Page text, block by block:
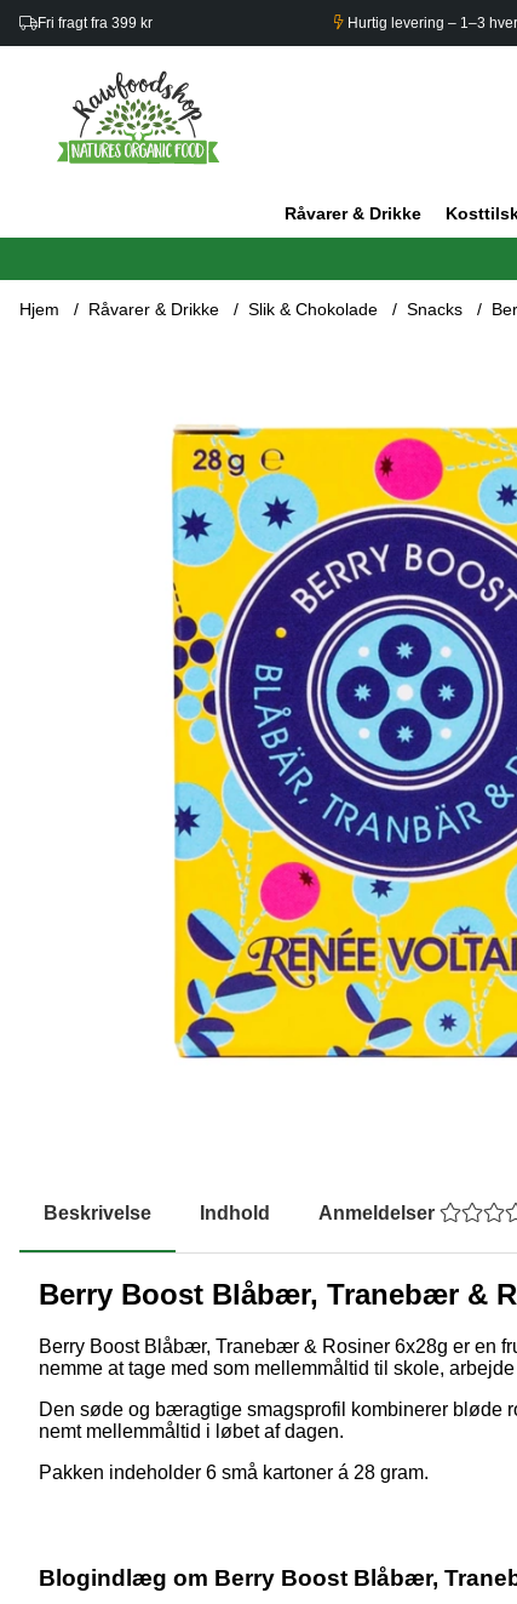
Fri fragt fra 399 kr Hurtig levering – 1–3
Råvarer & Drikke
Hjem Råvarer & Drikke Slik & Chokolade Snacks
Beskrivelse Indhold Anmeldelser
Berry Boost Blåbær, Tranebær &
Berry Boost Blåbær, Tranebær & Rosiner 6x28g er en
nemme at tage med som mellemmåltid til skole,
Den søde og bæragtige smagsprofil kombinerer bløde
nemt mellemmåltid i løbet af dagen.
Pakken indeholder 6 små kartoner á 28 gram.
Blogindlæg om Berry Boost Blåbær,